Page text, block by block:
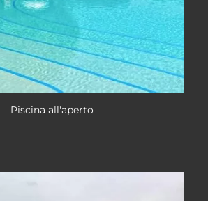
Piscina all'aperto